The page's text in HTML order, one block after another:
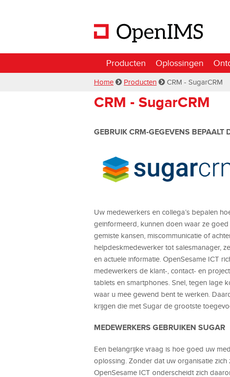
Producten Oplossingen
Home Producten CRM - SugarCRM
CRM - SugarCRM
GEBRUIK CRM-GEGEVENS BEPAALT
Uw medewerkers en collega’s bepalen
geïnformeerd, kunnen doen waar ze
gemiste kansen, miscommunicatie of
helpdeskmedewerker tot salesmanager,
en actuele informatie. OpenSesame ICT
medewerkers de klant-, contact- en
tablets en smartphones. Snel, tegen lage
waar u mee gewend bent te werken.
krijgen die met Sugar de grootste
MEDEWERKERS GEBRUIKEN SUGAR
Een belangrijke vraag is hoe goed uw
oplossing. Zonder dat uw organisatie zich
OpenSesame ICT onderscheidt zich